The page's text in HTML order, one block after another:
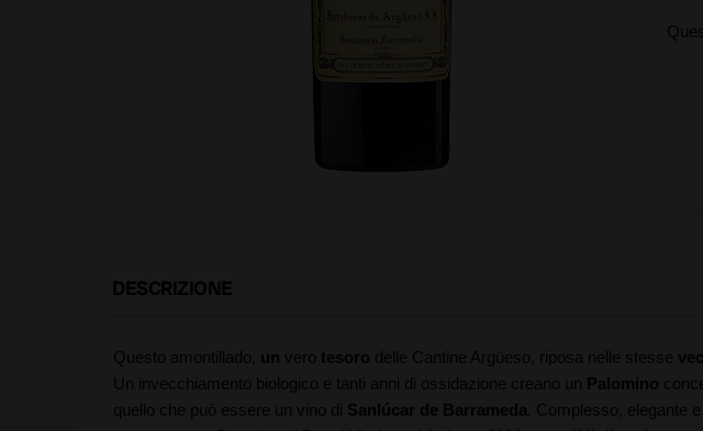
DESCRIZIONE
Questo amontillado, un vero tesoro delle Cantine Argüeso, riposa nelle stesse
Un invecchiamento biologico e tanti anni di ossidazione creano un Palomino
quello che può essere un vino di Sanlúcar de Barrameda . Complesso, elegante